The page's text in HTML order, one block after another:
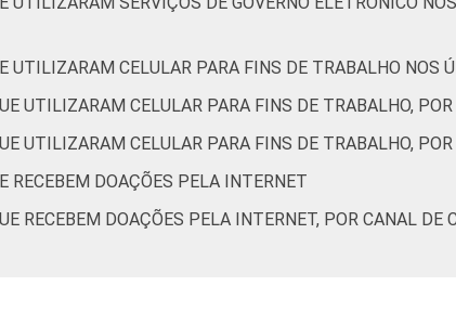
de Estudos para o Desenvolvimento da
nas organizações sem fins lucrativos
UTILIZARAM CELULAR PARA FINS DE TRABALHO NOS
UTILIZARAM CELULAR PARA FINS DE TRABALHO,
UTILIZARAM CELULAR PARA FINS DE TRABALHO,
RECEBEM DOAÇÕES PELA INTERNET
RECEBEM DOAÇÕES PELA INTERNET, POR CANAL DE